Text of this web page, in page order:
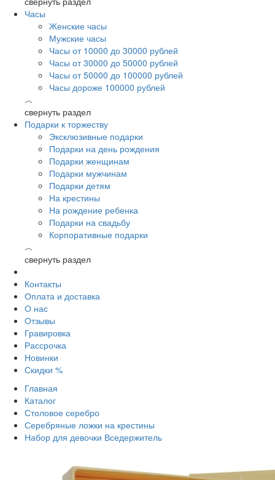
Часы
Женские часы
Мужские часы
Часы от 10000 до 30000 рублей
Часы от 30000 до 50000 рублей
Часы от 50000 до 100000 рублей
Часы дороже 100000 рублей
︿
свернуть раздел
Подарки к торжеству
Эксклюзивные подарки
Подарки на день рождения
Подарки женщинам
Подарки мужчинам
Подарки детям
На крестины
На рождение ребенка
Подарки на свадьбу
Корпоративные подарки
︿
свернуть раздел
Контакты
Оплата и доставка
О нас
Отзывы
Гравировка
Рассрочка
Новинки
Скидки %
Главная
Каталог
Столовое серебро
Серебряные ложки на крестины
Набор для девочки Вседержитель